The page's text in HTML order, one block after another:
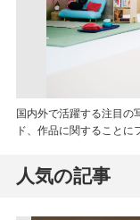
国内外で活躍する注目の
ド、作品に関することに
人気の記事